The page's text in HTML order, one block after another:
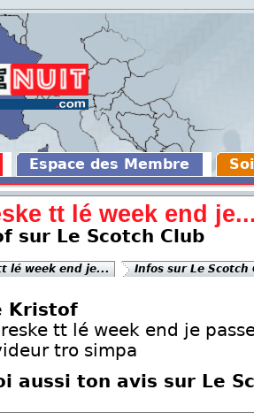
Espace des Membre
tt lé week end
sur Le Scotch Club
lé week end je... Infos sur Le Scotch
Kristof
tt lé week end je
tro simpa
aussi ton avis sur Le